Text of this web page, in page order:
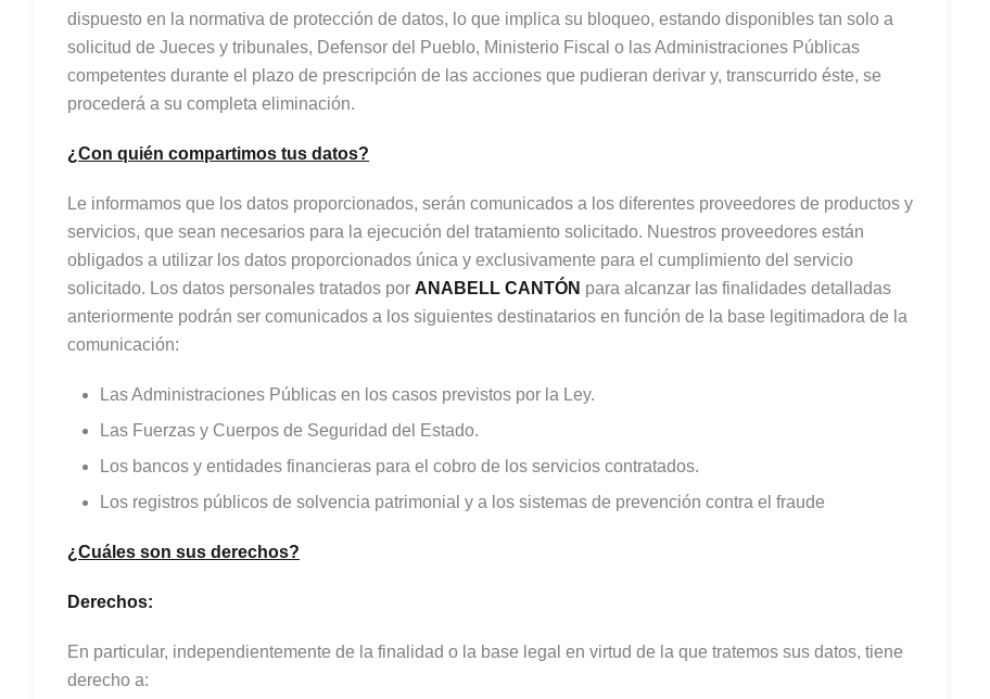
dispuesto en la normativa de protección de datos, lo que implica su bloqueo, estando disponibles tan solo a
solicitud de Jueces y tribunales, Defensor del Pueblo, Ministerio Fiscal o las Administraciones Públicas
competentes durante el plazo de prescripción de las acciones que pudieran derivar y, transcurrido éste, se
procederá a su completa eliminación.
¿Con quién compartimos tus datos?
Le informamos que los datos proporcionados, serán comunicados a los diferentes proveedores de productos y
servicios, que sean necesarios para la ejecución del tratamiento solicitado. Nuestros proveedores están
obligados a utilizar los datos proporcionados única y exclusivamente para el cumplimiento del servicio
solicitado. Los datos personales tratados por ANABELL CANTÓN para alcanzar las finalidades detalladas
anteriormente podrán ser comunicados a los siguientes destinatarios en función de la base legitimadora de la
comunicación:
Las Administraciones Públicas en los casos previstos por la Ley.
Las Fuerzas y Cuerpos de Seguridad del Estado.
Los bancos y entidades financieras para el cobro de los servicios contratados.
Los registros públicos de solvencia patrimonial y a los sistemas de prevención contra el fraude
¿Cuáles son sus derechos?
Derechos:
En particular, independientemente de la finalidad o la base legal en virtud de la que tratemos sus datos, tiene
derecho a: